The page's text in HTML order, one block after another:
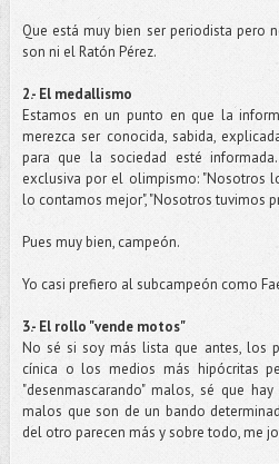
Que está muy bien ser periodista pero
son ni el Ratón Pérez.
2.- El medallismo
Estamos en un punto en que la
merezca ser conocida, sabida,
para que la sociedad esté
exclusiva por el olimpismo: "Nosotros
lo contamos mejor", "Nosotros tuvimos
Pues muy bien, campeón.
Yo casi prefiero al subcampeón como
3.- El rollo "vende motos"
No sé si soy más lista que antes, los
cínica o los medios más hipócritas
"desenmascarando" malos, sé que
malos que son de un bando
del otro parecen más y sobre todo, me